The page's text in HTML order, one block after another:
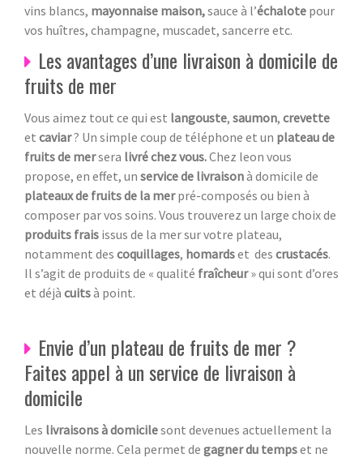
vins blancs, mayonnaise maison,sauce à l’échalote pour
vos huîtres, champagne, muscadet, sancerre etc.
Les avantages d’une livraison à domicile de
fruits de mer
Vous aimez tout ce qui est langouste, saumon, crevette
et caviar? Un simple coup de téléphone et un plateau de
fruits de mersera livré chez vous.Chez leon vous
propose, en effet, un service de livraisonà domicile de
plateaux de fruits de la merpré-composés ou bien à
composer par vos soins. Vous trouverez un large choix de
produits frais issus de la mer sur votre plateau,
notamment des coquillages, homardset des crustacés.
Il s’agit de produits de « qualité fraîcheur» qui sont d’ores
et déjà cuitsà point.
Envie d’un plateau de fruits de mer ?
Faites appel à un service de livraison à
domicile
Les livraisons à domicilesont devenues actuellement la
nouvelle norme. Cela permet de gagner du tempset ne